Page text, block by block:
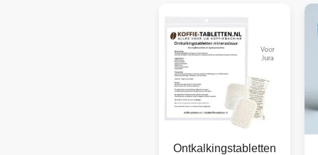
Ontkalkingstabletten